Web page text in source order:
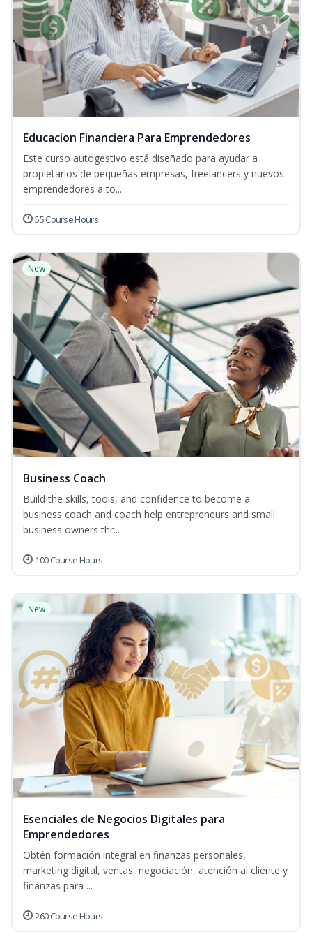
Educacion Financiera Para Emprendedores
Este curso autogestivo está diseñado para ayudar a
propietarios de pequeñas empresas, freelancers y nuevos
emprendedores a to...
55 Course Hours
New
Business Coach
Build the skills, tools, and confidence to become a
business coach and coach help entrepreneurs and small
business owners thr...
100 Course Hours
New
Esenciales de Negocios Digitales para
Emprendedores
Obtén formación integral en finanzas personales,
marketing digital, ventas, negociación, atención al cliente y
finanzas para ...
260 Course Hours